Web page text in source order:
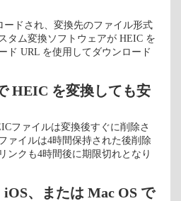
ードされ、変換先のファイル形式
タム変換ソフトウェアが HEIC を
ド URL を使用してダウンロード
HEIC を変換しても安
ファイルは変換後すぐに削除さ
ァイルは4時間保持された後削除
ンクも4時間後に期限切れとなり
、または Mac OS で